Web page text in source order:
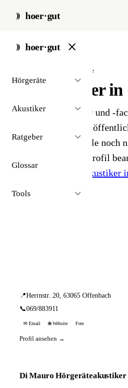
hoer·gut
hoer·gut
Hörgeräte
Akustiker
Ratgeber
Glossar
Tools
start / akustiker / offenbach
// stadt · offenbach · 3 ergebnisse
Hörakustiker in
3 Hörgeräteakustiker und -
Offenbach. Aus dem
Bestand 2026 - Profile noch
Inhaber können ihr Profil
Hörakustiker
📍Herrnstr. 20, 63065 Offenbach
📞069/883911
✉ Email 🌐 Website Free
Profil ansehen →
Di Mauro Hörgeräteakustiker